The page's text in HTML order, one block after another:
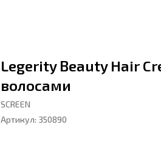
Legerity Beauty Hair
волосами
SCREEN
Артикул: 350890